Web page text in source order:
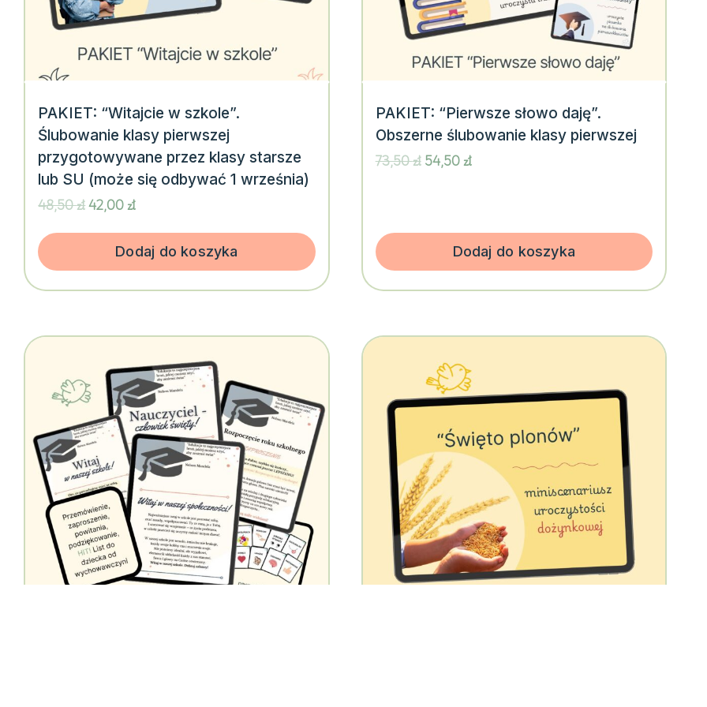
PAKIET: “Witajcie w szkole”.
Ślubowanie klasy pierwszej
przygotowywane przez klasy starsze
lub SU (może się odbywać 1 września)
48,50złPierwotna
wynosiła:
48,50 zł.
42,00złAktualna
wynosi:
42,00 zł.
Dodaj do koszyka
PAKIET: “Pierwsze słowo daję”.
Obszerne ślubowanie klasy pierwszej
73,50zł Pierwotna
54,50złAktualna
Dodaj do koszyka